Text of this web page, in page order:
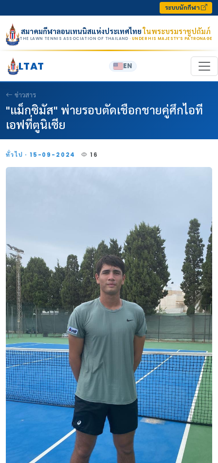
ระบบนักกีฬา
สมาคมกีฬาลอนเทนนิสแห่งประเทศไทยในพระบรมราชูปถัมภ์
THE LAWN TENNIS ASSOCIATION OF THAILAND · UNDER HIS MAJESTY’S PATRONAGE
LTAT EN
ข่าวสาร
"แม็กซิมัส" พ่ายรอบตัดเชือกชายคู่ศึกไอที
เอฟที่ตูนิเซีย
ทั่วไป · 15-09-2024 16